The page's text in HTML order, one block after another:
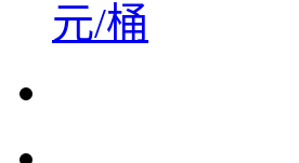
元/桶